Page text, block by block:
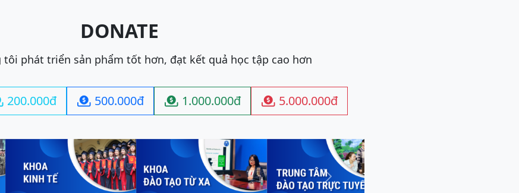
DONATE
phát triển sản phẩm tốt hơn, đạt kết quả học tập cao hơn
200.000đ  500.000đ  1.000.000đ  5.000.000đ
Next